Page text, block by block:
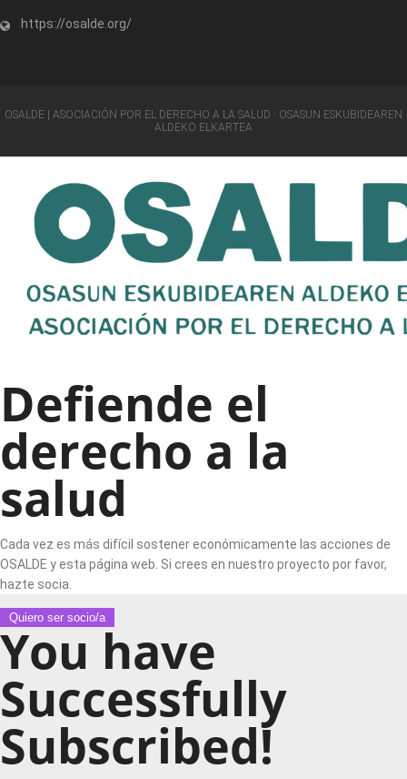
https://osalde.org/
OSALDE | ASOCIACIÓN POR EL DERECHO A LA SALUD · OSASUN ESKUBIDEAREN
ALDEKO ELKARTEA
Defiende el
derecho a la
salud
Cada vez es más difícil sostener económicamente las acciones de
OSALDE y esta página web. Si crees en nuestro proyecto por favor,
hazte socia.
Quiero ser socio/a
You have
Successfully
Subscribed!